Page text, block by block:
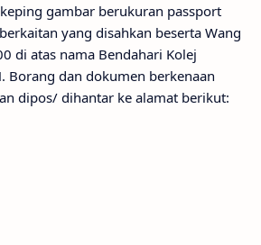
gambar berukuran passport
yang disahkan beserta Wang
di atas nama Bendahari Kolej
Borang dan dokumen berkenaan
dipos/ dihantar ke alamat berikut: